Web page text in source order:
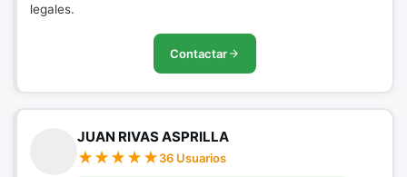
legales.
Contactar
JUAN RIVAS ASPRILLA
36 Usuarios